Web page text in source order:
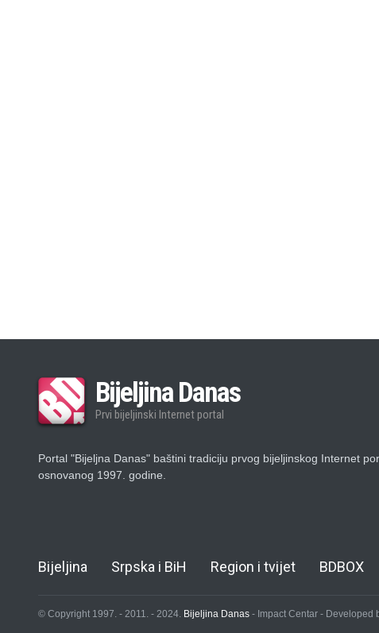
Bijeljina Danas
Prvi bijeljinski Internet portal
Portal "Bijeljna Danas" baštini tradiciju prvog bijeljinskog Internet
osnovanog 1997. godine.
Bijeljina Srpska i BiH Region i tvijet BDBOX
© Copyright 1997. - 2011. - 2024. Bijeljina Danas - Impact Centar - Developed